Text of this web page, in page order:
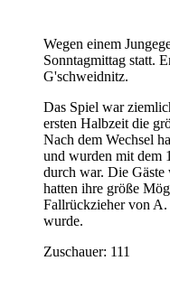
Wegen einem
Sonntagmittag statt.
G'schweidnitz.
Das Spiel war
ersten Halbzeit die
Nach dem Wechsel
und wurden mit dem
durch war. Die Gäste
hatten ihre größe
Fallrückzieher von A.
wurde.
Zuschauer: 111